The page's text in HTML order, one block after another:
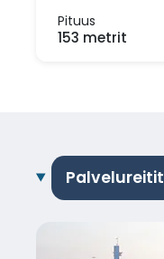
Pituus
153 metrit
Palvelureitit